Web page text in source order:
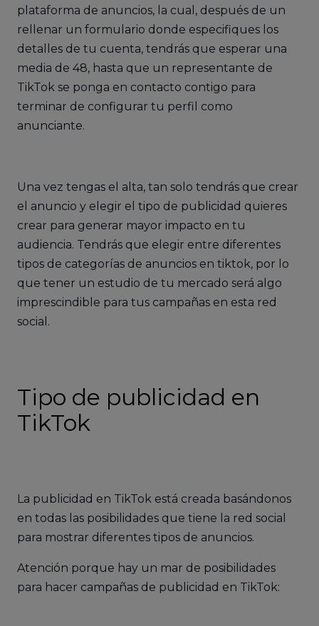
plataforma de anuncios, la cual, después de un
rellenar un formulario donde especifiques los
detalles de tu cuenta, tendrás que esperar una
media de 48, hasta que un representante de
TikTok se ponga en contacto contigo para
terminar de configurar tu perfil como
anunciante.
Una vez tengas el alta, tan solo tendrás que crear
el anuncio y elegir el tipo de publicidad quieres
crear para generar mayor impacto en tu
audiencia. Tendrás que elegir entre diferentes
tipos de categorías de anuncios en tiktok, por lo
que tener un estudio de tu mercado será algo
imprescindible para tus campañas en esta red
social.
Tipo de publicidad en
TikTok
La publicidad en TikTok está creada basándonos
en todas las posibilidades que tiene la red social
para mostrar diferentes tipos de anuncios.
Atención porque hay un mar de posibilidades
para hacer campañas de publicidad en TikTok: